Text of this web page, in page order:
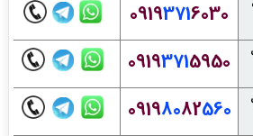
09193716030
09193715950
09198082560